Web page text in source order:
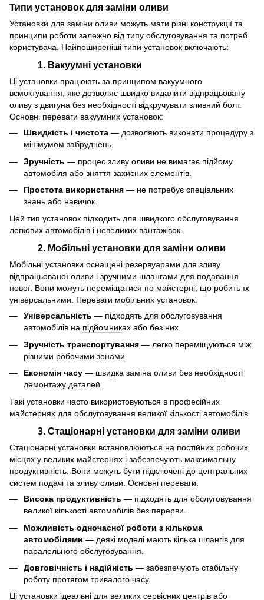
Типи установок для заміни оливи
Установки для заміни оливи можуть мати різні конструкції та
принципи роботи залежно від типу обслуговування та потреб
користувача. Найпоширеніші типи установок включають:
1. Вакуумні установки
Ці установки працюють за принципом вакуумного
всмоктування, яке дозволяє швидко видалити відпрацьовану
оливу з двигуна без необхідності відкручувати зливний болт.
Основні переваги вакуумних установок:
Швидкість і чистота — дозволяють виконати процедуру з
мінімумом забруднень.
Зручність — процес зливу оливи не вимагає підйому
автомобіля або зняття захисних елементів.
Простота використання — не потребує спеціальних
знань або навичок.
Цей тип установок підходить для швидкого обслуговування
легкових автомобілів і невеликих вантажівок.
2. Мобільні установки для заміни оливи
Мобільні установки оснащені резервуарами для зливу
відпрацьованої оливи і зручними шлангами для подавання
нової. Вони можуть переміщатися по майстерні, що робить їх
універсальними. Переваги мобільних установок:
Універсальність — підходять для обслуговування
автомобілів на підйомниках або без них.
Зручність транспортування — легко переміщуються між
різними робочими зонами.
Економія часу — швидка заміна оливи без необхідності
демонтажу деталей.
Такі установки часто використовуються в професійних
майстернях для обслуговування великої кількості автомобілів.
3. Стаціонарні установки для заміни оливи
Стаціонарні установки встановлюються на постійних робочих
місцях у великих майстернях і забезпечують максимальну
продуктивність. Вони можуть бути підключені до центральних
систем подачі та зливу оливи. Основні переваги:
Висока продуктивність — підходять для обслуговування
великої кількості автомобілів без перерви.
Можливість одночасної роботи з кількома
автомобілями — деякі моделі мають кілька шлангів для
паралельного обслуговування.
Довговічність і надійність — забезпечують стабільну
роботу протягом тривалого часу.
Ці установки ідеальні для великих сервісних центрів або